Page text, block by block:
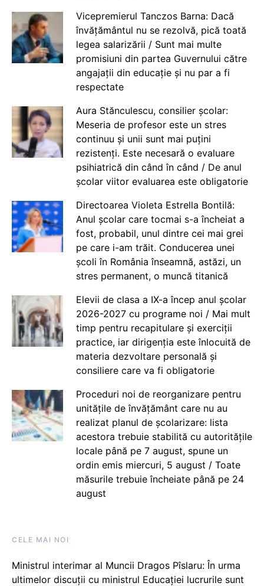
Vicepremierul Tanczos Barna: Dacă
învățământul nu se rezolvă, pică toată
legea salarizării / Sunt mai multe
promisiuni din partea Guvernului către
angajații din educație și nu par a fi
respectate
Aura Stănculescu, consilier școlar:
Meseria de profesor este un stres
continuu și unii sunt mai puțini
rezistenți. Este necesară o evaluare
psihiatrică din când în când / De anul
școlar viitor evaluarea este obligatorie
Directoarea Violeta Estrella Bontilă:
Anul școlar care tocmai s-a încheiat a
fost, probabil, unul dintre cei mai grei
pe care i-am trăit. Conducerea unei
școli în România înseamnă, astăzi, un
stres permanent, o muncă titanică
Elevii de clasa a IX-a încep anul școlar
2026-2027 cu programe noi / Mai mult
timp pentru recapitulare și exerciții
practice, iar dirigenția este înlocuită de
materia dezvoltare personală și
consiliere care va fi obligatorie
Proceduri noi de reorganizare pentru
unitățile de învățământ care nu au
realizat planul de școlarizare: lista
acestora trebuie stabilită cu autoritățile
locale până pe 7 august, spune un
ordin emis miercuri, 5 august / Toate
măsurile trebuie încheiate până pe 24
august
CELE MAI NOI
Ministrul interimar al Muncii Dragos Pîslaru: În urma
ultimelor discuții cu ministrul Educației lucrurile sunt